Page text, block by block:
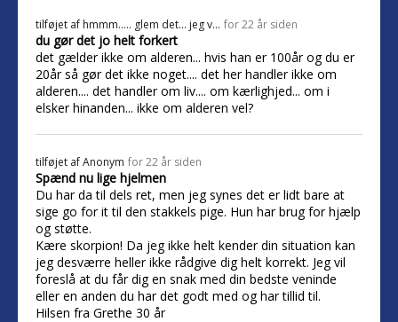
tilføjet af hmmm..... glem det... jeg v... for 22 år siden
du gør det jo helt forkert
det gælder ikke om alderen... hvis han er 100år og du er
20år så gør det ikke noget.... det her handler ikke om
alderen.... det handler om liv.... om kærlighjed... om i
elsker hinanden... ikke om alderen vel?
tilføjet afAnonym for 22 år siden
Spænd nu lige hjelmen
Du har da til dels ret, men jeg synes det er lidt bare at
sige go for it til den stakkels pige. Hun har brug for hjælp
og støtte.
Kære skorpion! Da jeg ikke helt kender din situation kan
jeg desværre heller ikke rådgive dig helt korrekt. Jeg vil
foreslå at du får dig en snak med din bedste veninde
eller en anden du har det godt med og har tillid til.
Hilsen fra Grethe 30 år